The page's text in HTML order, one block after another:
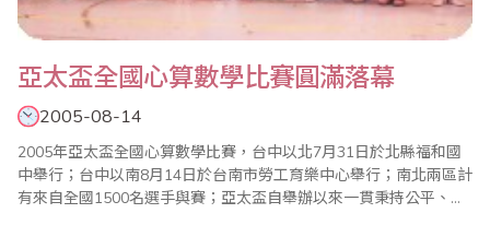
亞太盃全國心算數學比賽圓滿落幕
2005-08-14
2005年亞太盃全國心算數學比賽，台中以北7月31日於北縣福和國
中舉行；台中以南8月14日於台南市勞工育樂中心舉行；南北兩區計
有來自全國1500名選手與賽；亞太盃自舉辦以來一貫秉持公平、公